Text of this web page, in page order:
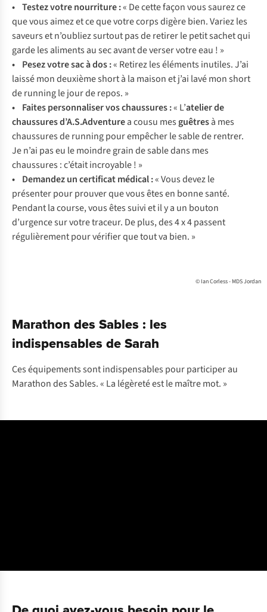
• Testez votre nourriture :« De cette façon vous saurez ce
que vous aimez et ce que votre corps digère bien. Variez les
saveurs et n’oubliez surtout pas de retirer le petit sachet qui
garde les aliments au sec avant de verser votre eau ! »
• Pesez votre sac à dos :« Retirez les éléments inutiles. J’ai
laissé mon deuxième short à la maison et j’ai lavé mon short
de running le jour de repos. »
• Faites personnaliser vos chaussures :« L’atelier de
chaussures d’A.S.Adventurea cousu mes guêtresà mes
chaussures de running pour empêcher le sable de rentrer.
Je n’ai pas eu le moindre grain de sable dans mes
chaussures : c’était incroyable ! »
• Demandez un certificat médical :« Vous devez le
présenter pour prouver que vous êtes en bonne santé.
Pendant la course, vous êtes suivi et il y a un bouton
d’urgence sur votre traceur. De plus, des 4 x 4 passent
régulièrement pour vérifier que tout va bien. »
© Ian Corless - MDS Jordan
Marathon des Sables : les
indispensables de Sarah
Ces équipements sont indispensables pour participer au
Marathon des Sables. « La légèreté est le maître mot. »